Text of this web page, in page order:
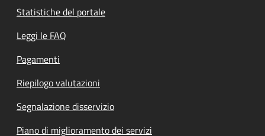
Statistiche del portale
Leggi le FAQ
Pagamenti
Riepilogo valutazioni
Segnalazione disservizio
Piano di miglioramento dei servizi